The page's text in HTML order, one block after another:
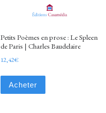
Petits Poèmes en prose : Le Spleen
de Paris | Charles Baudelaire
12,42€
Acheter